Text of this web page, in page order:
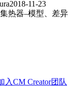
2018-11-23
热器–模型、差异
CM Creator团队